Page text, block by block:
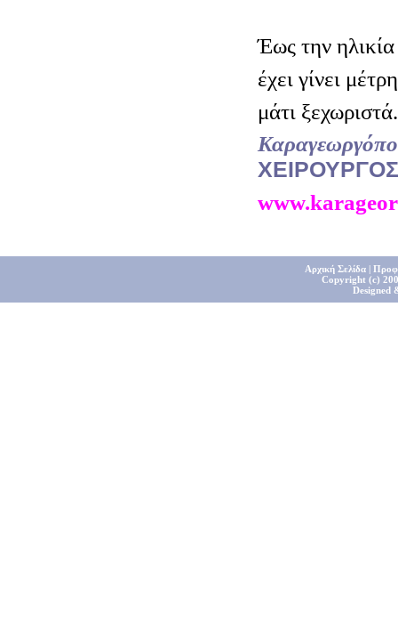
Έως την
έχει γίνει
μάτι ξεχωριστά.
Αρχική Σελίδα|
Copyright (c)
Designed